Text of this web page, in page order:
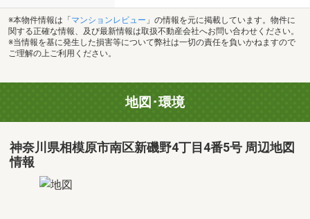
※本物件情報は「 マンションレビュー 」の情報を元に掲載しています。物件に
関する正確な情報、及び最新情報は取扱不動産会社へお問い合わせください。
※当情報を基に発生した損害等について弊社は一切の責任を負いかねますので
ご理解の上ご利用ください。
地図･環境
神奈川県相模原市南区新磯野4丁目4番5号 周辺地図
情報